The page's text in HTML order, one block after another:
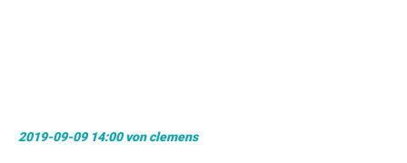
2019-09-09 14:00vonclemens